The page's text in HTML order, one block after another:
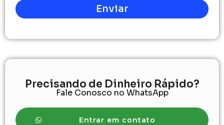
Enviar
Precisando de Dinheiro Rápido?
Fale Conosco no WhatsApp
Entrar em contato